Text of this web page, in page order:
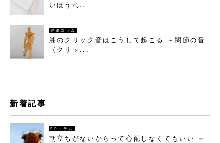
いほうれ...
健康コラム
膝のクリック音はこうして起こる ～関節の音
（クリッ...
新着記事
EDコラム
朝立ちがないからって心配しなくてもいい ～